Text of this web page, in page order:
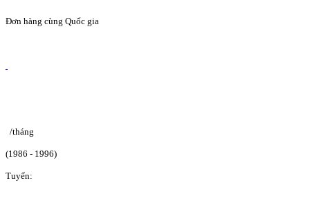
Đơn hàng cùng Quốc gia
/tháng
(1986 - 1996)
Tuyển: